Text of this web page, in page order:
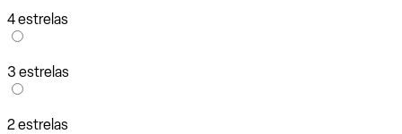
4 estrelas
3 estrelas
2 estrelas